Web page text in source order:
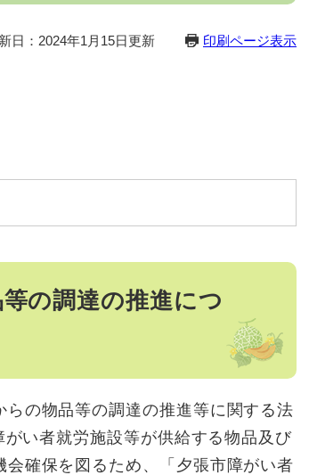
日：2024年1月15日更新 印刷ページ表示
の調達の推進につ
の物品等の調達の推進等に関する法
い者就労施設等が供給する物品及び
確保を図るため、「夕張市障がい者